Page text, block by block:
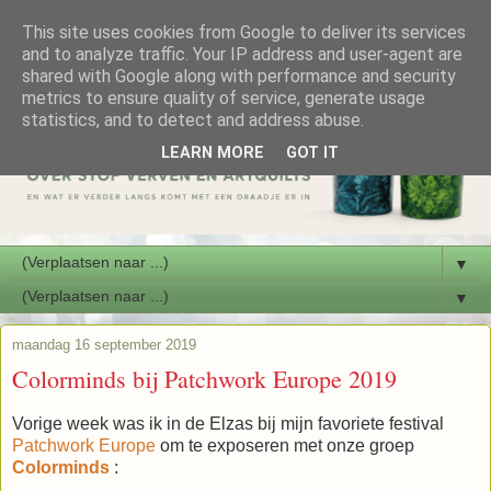
▼
▼
maandag 16 september 2019
Colorminds bij Patchwork Europe 2019
Vorige week was ik in de Elzas bij mijn favoriete festival
Patchwork Europe om te exposeren met onze groep
Colorminds :
This site uses cookies from Google to deliver its services
and to analyze traffic. Your IP address and user-agent are
shared with Google along with performance and security
metrics to ensure quality of service, generate usage
statistics, and to detect and address abuse.
LEARN MORE GOT IT